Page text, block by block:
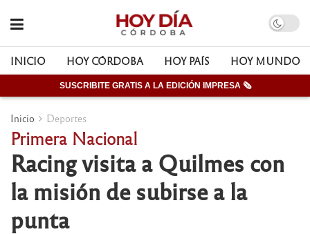
INICIO HOY CÓRDOBA HOY PAÍS HOY MUNDO
SUSCRIBITE GRATIS A LA EDICIÓN IMPRESA 🗞
Inicio Deportes
Primera Nacional
Racing visita a Quilmes con
la misión de subirse a la
punta